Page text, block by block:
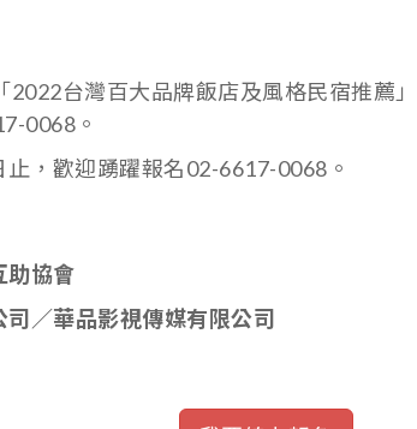
台灣百大品牌飯店及風格民宿推薦
0068。
，歡迎踴躍報名02-6617-0068。
助協會
／華品影視傳媒有限公司